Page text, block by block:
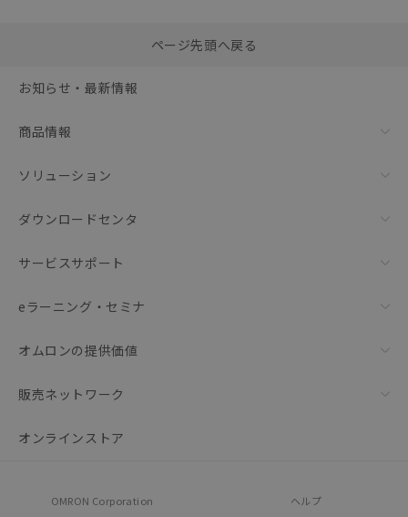
括ダウンロード
ページ先頭へ戻る
お知らせ・最新情報
商品情報
ソリューション
ダウンロードセンタ
サービスサポート
eラーニング・セミナ
オムロンの提供価値
販売ネットワーク
オンラインストア
OMRON Corporation ヘルプ